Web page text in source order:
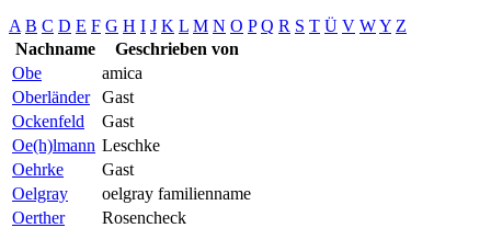
A B C D E F G H I J K L M N O P Q R S T Ü V WY Z
Nachname
Geschrieben von
Obe
amica
Oberländer
Gast
Ockenfeld
Gast
Oe(h)lmann Leschke
Oehrke
Gast
Oelgray
oelgray familienname
Oerther
Rosencheck